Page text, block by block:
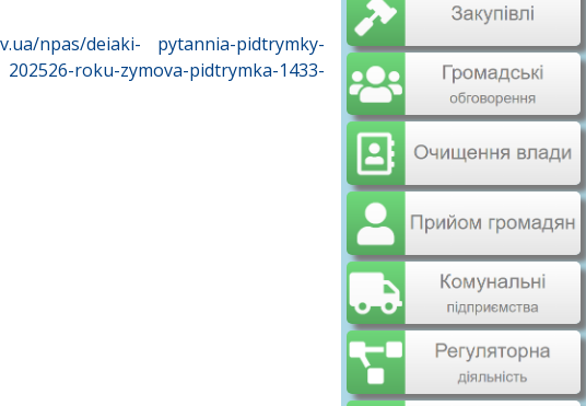
npas/deiaki- pytannia-pidtrymky-
roku-zymova-pidtrymka-1433-